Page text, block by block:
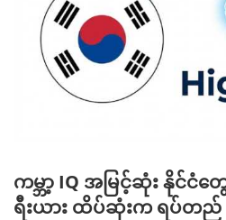
ကမ္ဘာ့ IQ အမြင့်ဆုံး နိုင်ငံတွ
ရီးယား ထိပ်ဆုံးက ရပ်တည်